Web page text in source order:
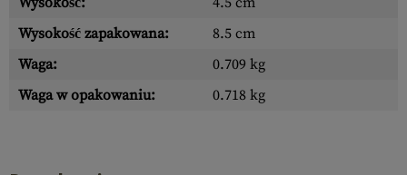
Wysokość zapakowana:
8.5 cm
Waga:
0.709 kg
Waga w opakowaniu:
0.718 kg